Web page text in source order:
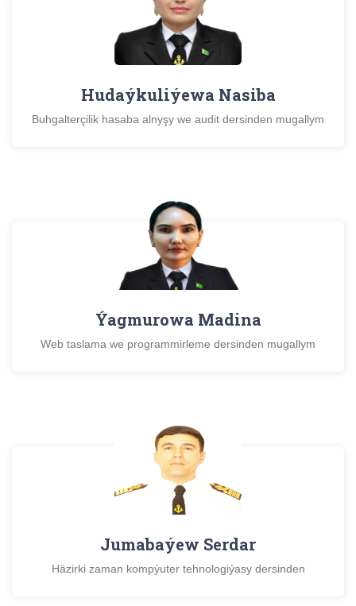
Hudaýkuliýewa Nasiba
Buhgalterçilik hasaba alnyşy we audit dersinden mugallym
Ýagmurowa Madina
Web taslama we programmirleme dersinden mugallym
Jumabaýew Serdar
Häzirki zaman kompýuter tehnologiýasy dersinden